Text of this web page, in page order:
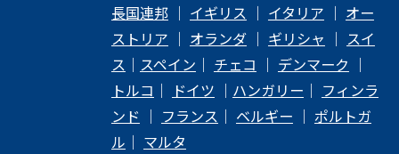
長国連邦｜ イギリス ｜ イタリア ｜ オー
ストリア ｜ オランダ｜ ギリシャ ｜ スイ
ス ｜ スペイン ｜ チェコ ｜ デンマーク ｜
トルコ ｜ ドイツ ｜ ハンガリー ｜ フィンラ
ンド ｜ フランス ｜ ベルギー ｜ ポルトガ
ル ｜ マルタ